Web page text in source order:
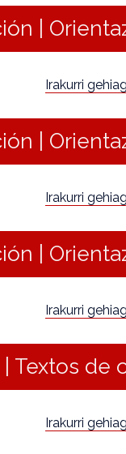
|
Irakurri
|
Irakurri
|
Irakurri
Textos de
Irakurri